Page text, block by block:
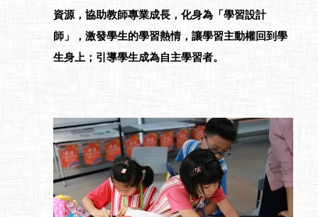
資源，協助教師專業成長，化身為「學習設計
師」，激發學生的學習熱情，讓學習主動權回到學
生身上；引導學生成為自主學習者。